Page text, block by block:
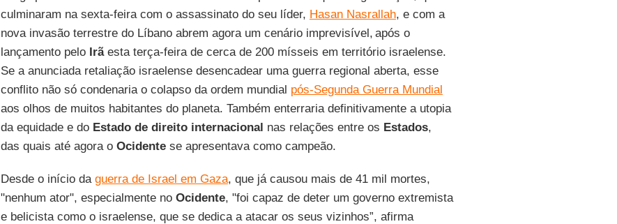
culminaram na sexta-feira com o assassinato do seu líder, Hasan Nasrallah, e com a
nova invasão terrestre do Líbano abrem agora um cenário imprevisível, após o
lançamento pelo Irãesta terça-feira de cerca de 200 mísseis em território israelense.
Se a anunciada retaliação israelense desencadear uma guerra regional aberta, esse
conflito não só condenaria o colapso da ordem mundial pós-Segunda Guerra Mundial
aos olhos de muitos habitantes do planeta. Também enterraria definitivamente a utopia
da equidade e do Estado de direito internacional nas relações entre os Estados,
das quais até agora oOcidentese apresentava como campeão.
Desde o início da guerra de Israel em Gaza, que já causou mais de 41 mil mortes,
"nenhum ator", especialmente no Ocidente, "foi capaz de deter um governo extremista
e belicista como o israelense, que se dedica a atacar os seus vizinhos”, afirma